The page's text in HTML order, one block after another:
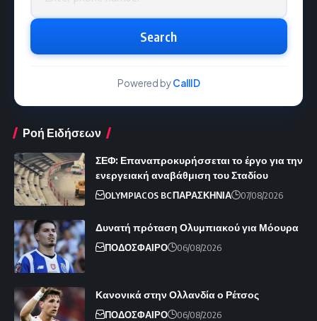
Search
Powered byCallID
Ροή Ειδήσεων
ΣΕΦ: Επαναπροκυρήσσεται το έργο για την
ενεργειακή αναβάθμιση του Σταδίου
OLYMPIACOS BCΠΑΡΑΣΚΗΝΙΑ 07/08/2026
Δυνατή πρόταση Ολυμπιακού για Μόουρα
ΠΟΔΟΣΦΑΙΡΟ 06/08/2026
Κανονικά στην Ολλανδία ο Ρέτσος
ΠΟΔΟΣΦΑΙΡΟ 06/08/2026